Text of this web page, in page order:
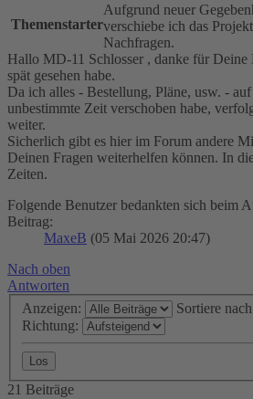
Themenstarter
Aufgrund neuer
verschiebe ich das
Nachfragen.
Hallo MD-11 Schlosser , danke für
spät gesehen habe.
Da ich alles - Bestellung, Pläne, usw. -
unbestimmte Zeit verschoben habe,
weiter.
Sicherlich gibt es hier im Forum andere
Deinen Fragen weiterhelfen können. In
Zeiten.
Folgende Benutzer bedankten sich beim
Beitrag:
MaxeB (05 Mai 2026 20:47)
Nach oben
Antworten
Anzeigen:
Sortiere
Richtung:
21 Beiträge